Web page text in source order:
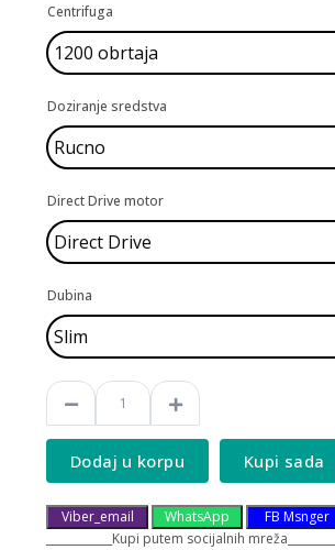
Centrifuga
Doziranje sredstva
Direct Drive motor
Dubina
Dodaj u korpu Kupi sada
Viber_email WhatsApp
FB Msnger
____________Kupi putem socijalnih mreža__________